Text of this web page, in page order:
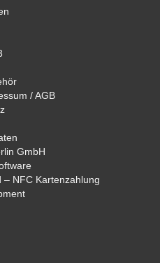
/ AGB
GmbH
– NFC Kartenzahlung